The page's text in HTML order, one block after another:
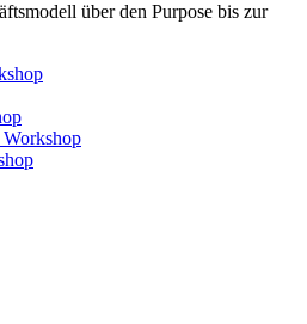
über den Purpose bis zur